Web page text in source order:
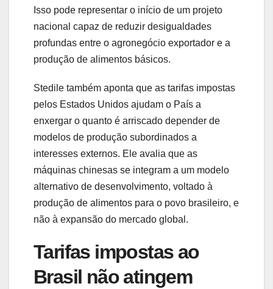
Isso pode representar o início de um projeto
nacional capaz de reduzir desigualdades
profundas entre o agronegócio exportador e a
produção de alimentos básicos.
Stedile também aponta que as tarifas impostas
pelos Estados Unidos ajudam o País a
enxergar o quanto é arriscado depender de
modelos de produção subordinados a
interesses externos. Ele avalia que as
máquinas chinesas se integram a um modelo
alternativo de desenvolvimento, voltado à
produção de alimentos para o povo brasileiro, e
não à expansão do mercado global.
Tarifas impostas ao
Brasil não atingem